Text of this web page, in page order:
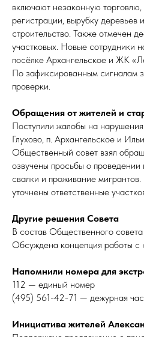
включают незаконную
регистрации, вырубку деревьев
строительство. Также отмечен
участковых. Новые сотрудники
посёлке Архангельское и ЖК
По зафиксированным сигналам
проверки.
Обращения от жителей и
Поступили жалобы на
Глухово, п. Архангельское и
Общественный совет взял
озвучены просьбы о
свалки и проживание
уточнены ответственные
Другие решения Совета
В состав Общественного
Обсуждена концепция работы с
Напомнили номера для
112 — единый номер
(495) 561-42-71 — дежурная
Инициатива жителей